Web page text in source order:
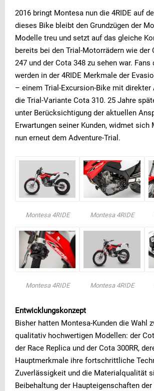
2016 bringt Montesa nun die 4RIDE auf
dieses Bike bleibt den Grundzügen der
Modelle treu und setzt auf das gleiche
bereits bei den Trial-Motorrädern wie der
247 und der Cota 348 zu sehen war. Fans
werden in der 4RIDE Merkmale der
– einem Trial-Excursion-Bike mit direkter
die Trial-Variante Cota 310. 25 Jahre
unter Berücksichtigung der aktuellen
Erwartungen seiner Kunden, widmet sich
nun erneut dem Adventure-Trial.
Montesa 4RIDE Montesa 4RIDE
Montesa 4RIDE Montesa 4RIDE
Entwicklungskonzept
Bisher hatten Montesa-Kunden die Wahl
qualitativ hochwertigen Modellen: der
der Race Replica und der Cota 300RR,
Hauptmerkmale ihre fortschrittliche
Zuverlässigkeit und die Materialqualität
Beibehaltung der Haupteigenschaften der